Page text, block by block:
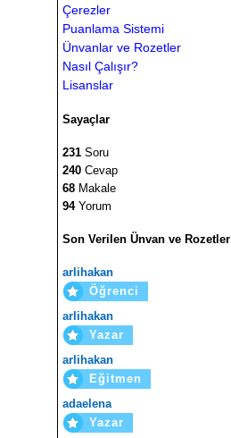
Çerezler
Puanlama Sistemi
Ünvanlar ve Rozetler
Nasıl Çalışır?
Lisanslar
Sayaçlar
231 Soru
240 Cevap
68 Makale
94Yorum
Son Verilen Ünvan ve Rozetler
arlihakan
Öğrenci
arlihakan
Yazar
arlihakan
Eğitmen
adaelena
Yazar